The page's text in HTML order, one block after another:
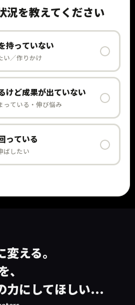
況を教えてください
持っていない
い／作りかけ
けど成果が出ていない
っている・伸び悩み
っている
ばしたい
える。
、
力にしてほしい...